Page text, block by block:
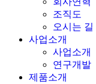
조직도
오시는 길
사업소개
사업소개
연구개발
제품소개